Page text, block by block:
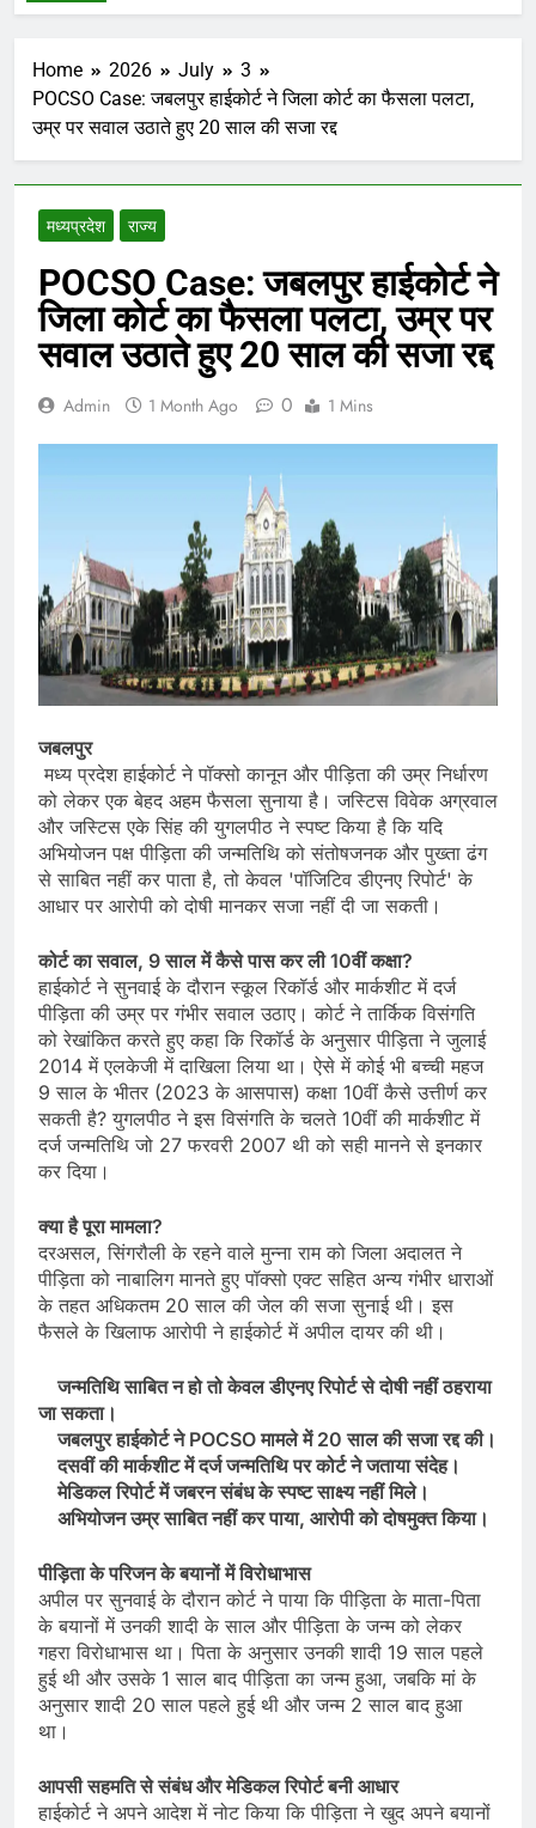
Home 2026 July
3
POCSO Case: जबलपुर हाईकोर्ट ने जिला कोर्ट का फैसला पलटा,
उम्र पर सवाल उठाते हुए 20 साल की सजा रद्द
मध्‍यप्रदेश राज्य
POCSO Case: जबलपुर हाईकोर्ट ने
जिला कोर्ट का फैसला पलटा, उम्र पर
सवाल उठाते हुए 20 साल की सजा रद्द
Admin 1 Month Ago 0 1 Mins
जबलपुर
मध्य प्रदेश हाईकोर्ट ने पॉक्सो कानून और पीड़िता की उम्र निर्धारण
को लेकर एक बेहद अहम फैसला सुनाया है। जस्टिस विवेक अग्रवाल
और जस्टिस एके सिंह की युगलपीठ ने स्पष्ट किया है कि यदि
अभियोजन पक्ष पीड़िता की जन्मतिथि को संतोषजनक और पुख्ता ढंग
से साबित नहीं कर पाता है, तो केवल 'पॉजिटिव डीएनए रिपोर्ट' के
आधार पर आरोपी को दोषी मानकर सजा नहीं दी जा सकती।
कोर्ट का सवाल, 9 साल में कैसे पास कर ली 10वीं कक्षा?
हाईकोर्ट ने सुनवाई के दौरान स्कूल रिकॉर्ड और मार्कशीट में दर्ज
पीड़िता की उम्र पर गंभीर सवाल उठाए। कोर्ट ने तार्किक विसंगति
को रेखांकित करते हुए कहा कि रिकॉर्ड के अनुसार पीड़िता ने जुलाई
2014 में एलकेजी में दाखिला लिया था। ऐसे में कोई भी बच्ची महज
9 साल के भीतर (2023 के आसपास) कक्षा 10वीं कैसे उत्तीर्ण कर
सकती है? युगलपीठ ने इस विसंगति के चलते 10वीं की मार्कशीट में
दर्ज जन्मतिथि जो 27 फरवरी 2007 थी को सही मानने से इनकार
कर दिया।
क्या है पूरा मामला?
दरअसल, सिंगरौली के रहने वाले मुन्ना राम को जिला अदालत ने
पीड़िता को नाबालिग मानते हुए पॉक्सो एक्ट सहित अन्य गंभीर धाराओं
के तहत अधिकतम 20 साल की जेल की सजा सुनाई थी। इस
फैसले के खिलाफ आरोपी ने हाईकोर्ट में अपील दायर की थी।
जन्मतिथि साबित न हो तो केवल डीएनए रिपोर्ट से दोषी नहीं ठहराया
जा सकता।
जबलपुर हाईकोर्ट ने POCSO मामले में 20 साल की सजा रद्द की।
दसवीं की मार्कशीट में दर्ज जन्मतिथि पर कोर्ट ने जताया संदेह।
मेडिकल रिपोर्ट में जबरन संबंध के स्पष्ट साक्ष्य नहीं मिले।
अभियोजन उम्र साबित नहीं कर पाया, आरोपी को दोषमुक्त किया।
पीड़िता के परिजन के बयानों में विरोधाभास
अपील पर सुनवाई के दौरान कोर्ट ने पाया कि पीड़िता के माता-पिता
के बयानों में उनकी शादी के साल और पीड़िता के जन्म को लेकर
गहरा विरोधाभास था। पिता के अनुसार उनकी शादी 19 साल पहले
हुई थी और उसके 1 साल बाद पीड़िता का जन्म हुआ, जबकि मां के
अनुसार शादी 20 साल पहले हुई थी और जन्म 2 साल बाद हुआ
था।
आपसी सहमति से संबंध और मेडिकल रिपोर्ट बनी आधार
हाईकोर्ट ने अपने आदेश में नोट किया कि पीड़िता ने खुद अपने बयानों